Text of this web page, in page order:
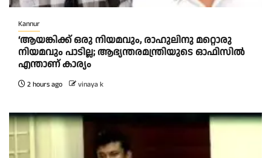
Kannur
‘ആയങ്കിക്ക് ഒരു നിയമവും, രാഹുലിനു മറ്റൊരു
നിയമവും പാടില്ല; ആഭ്യന്തരമന്ത്രിയുടെ ഓഫിസിൽ
എന്താണ് കാര്യം
2 hours ago vinaya k